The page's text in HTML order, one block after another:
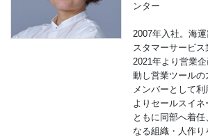
ンター
2007年入社。海
スタマーサービス
2021年より営業
動し営業ツール
メンバーとして
よりセールスイネ
ともに同部へ着
なる組織・人作